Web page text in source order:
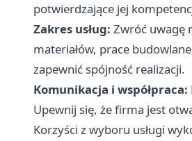
potwierdzające jej
Zakres usług: Zwróć uwagę
materiałów, prace
zapewnić spójność realizacji.
Komunikacja i współpraca:
Upewnij się, że firma jest
Korzyści z wyboru usługi